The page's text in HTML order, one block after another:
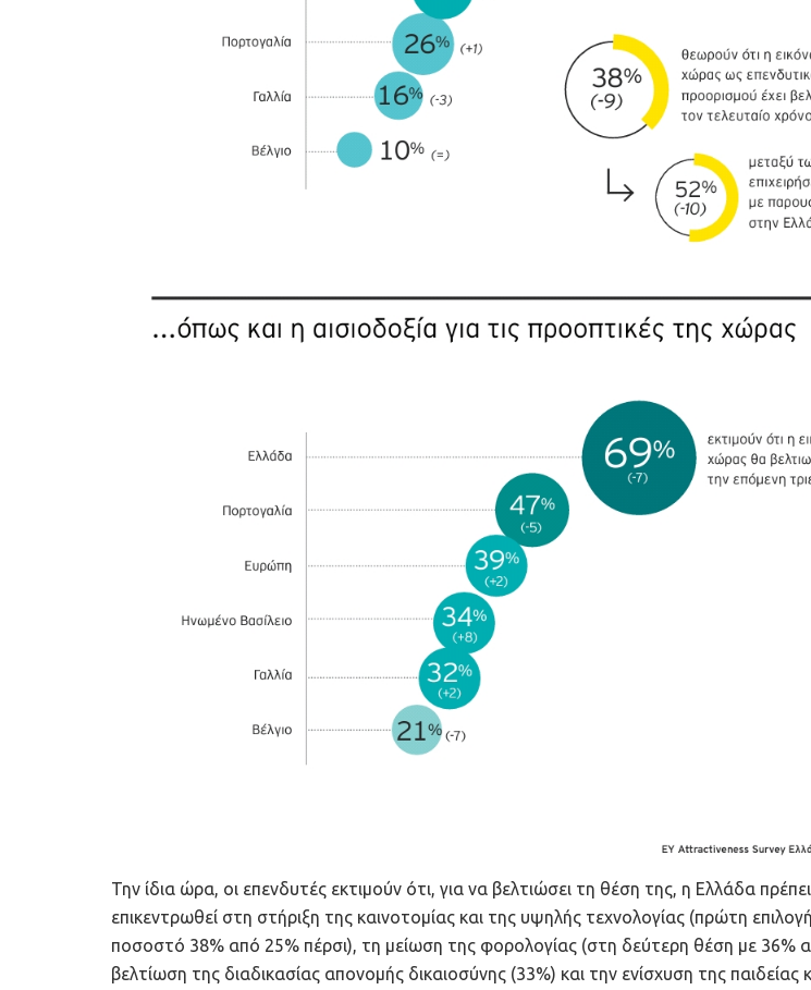
Την ίδια ώρα, οι επενδυτές εκτιμούν ότι, για να βελτιώσει τη θέση της, η Ελλάδα
επικεντρωθεί στη στήριξη της καινοτομίας και της υψηλής τεχνολογίας (πρώτη
ποσοστό 38% από 25% πέρσι), τη μείωση της φορολογίας (στη δεύτερη θέση με 36%
βελτίωση της διαδικασίας απονομής δικαιοσύνης (33%) και την ενίσχυση της παιδείας